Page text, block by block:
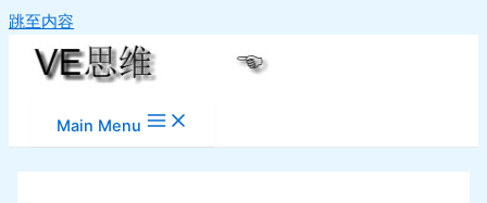
跳至内容
Main Menu